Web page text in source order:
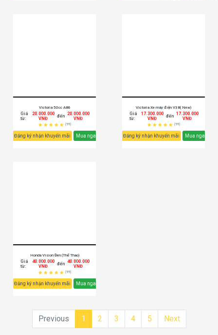
Victoria 50cc A86
Giá
từ:
20.000.000
VNĐ
đến 20.000.000
VNĐ
(99)
Đăng ký nhận khuyến mãi Mua ngay
Victoria Xe máy điện V38( New)
Giá
từ:
17.300.000
VNĐ
đến 17.300.000
VNĐ
(99)
Đăng ký nhận khuyến mãi Mua ngay
Honda Vision Đen (Thể Thao)
Giá
từ:
40.000.000
VNĐ
đến 40.000.000
VNĐ
(99)
Đăng ký nhận khuyến mãi Mua ngay
Previous 1 2 3 4 5 Next